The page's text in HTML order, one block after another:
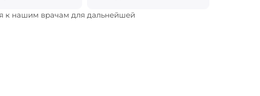
к нашим врачам для дальнейшей